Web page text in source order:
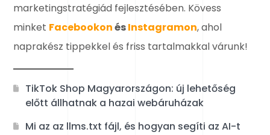
marketingstratégiád fejlesztésében. Kövess
minket FacebookonésInstagramon, ahol
naprakész tippekkel és friss tartalmakkal várunk!
TikTok Shop Magyarországon: új lehetőség
előtt állhatnak a hazai webáruházak
Mi az az llms.txt fájl, és hogyan segíti az AI-t